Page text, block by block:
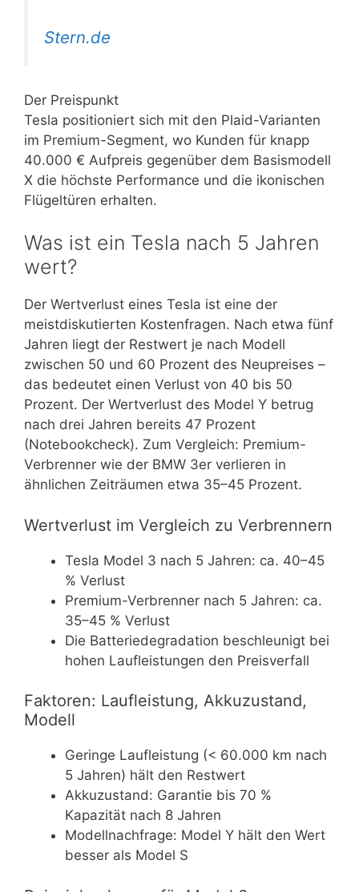
Stern.de
Der Preispunkt
Tesla positioniert sich mit den Plaid-Varianten
im Premium-Segment, wo Kunden für knapp
40.000 € Aufpreis gegenüber dem Basismodell
X die höchste Performance und die ikonischen
Flügeltüren erhalten.
Was ist ein Tesla nach 5 Jahren
wert?
Der Wertverlust eines Tesla ist eine der
meistdiskutierten Kostenfragen. Nach etwa fünf
Jahren liegt der Restwert je nach Modell
zwischen 50 und 60 Prozent des Neupreises –
das bedeutet einen Verlust von 40 bis 50
Prozent. Der Wertverlust des Model Y betrug
nach drei Jahren bereits 47 Prozent
(Notebookcheck). Zum Vergleich: Premium-
Verbrenner wie der BMW 3er verlieren in
ähnlichen Zeiträumen etwa 35–45 Prozent.
Wertverlust im Vergleich zu Verbrennern
Tesla Model 3 nach 5 Jahren: ca. 40–45
% Verlust
Premium-Verbrenner nach 5 Jahren: ca.
35–45 % Verlust
Die Batteriedegradation beschleunigt bei
hohen Laufleistungen den Preisverfall
Faktoren: Laufleistung, Akkuzustand,
Modell
Geringe Laufleistung (< 60.000 km nach
5 Jahren) hält den Restwert
Akkuzustand: Garantie bis 70 %
Kapazität nach 8 Jahren
Modellnachfrage: Model Y hält den Wert
besser als Model S